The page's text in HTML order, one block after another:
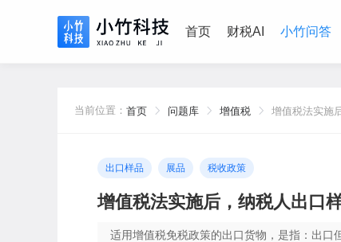
首页 财税AI 小竹问答
当前位置： 首页 问题库 增值税
增值税法实施
出口样品 展品 税收政策
增值税法实施后，纳税人出口
适用增值税免税政策的出口货物，是指：出口